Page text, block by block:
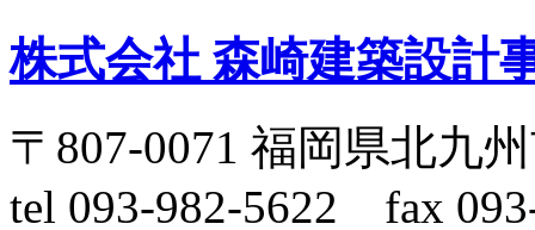
株式会社 森崎建築設計
〒807-0071 福岡県北九
tel 093-982-5622 fax